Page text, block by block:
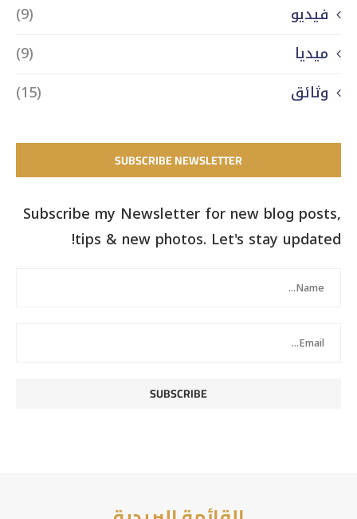
فيديو
(9)
ميديا
(9)
وثائق
(15)
SUBSCRIBE NEWSLETTER
Subscribe my Newsletter for new blog posts,
tips & new photos. Let's stay updated!